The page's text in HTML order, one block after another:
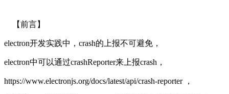
【前言】
electron开发实践中，crash的上报不可避免，
electron中可以通过crashReporter来上报crash，
https://www.electronjs.org/docs/latest/api/crash-reporter，